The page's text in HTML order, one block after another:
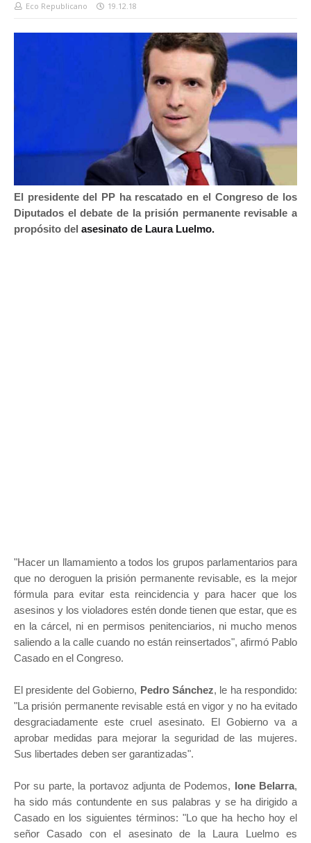
Eco Republicano 19.12.18
El presidente del PP ha rescatado en el Congreso de los
Diputados el debate de la prisión permanente revisable a
propósito del asesinato de Laura Luelmo.
"Hacer un llamamiento a todos los grupos parlamentarios para
que no deroguen la prisión permanente revisable, es la mejor
fórmula para evitar esta reincidencia y para hacer que los
asesinos y los violadores estén donde tienen que estar, que es
en la cárcel, ni en permisos penitenciarios, ni mucho menos
saliendo a la calle cuando no están reinsertados", afirmó Pablo
Casado en el Congreso.
El presidente del Gobierno, Pedro Sánchez, le ha respondido:
"La prisión permanente revisable está en vigor y no ha evitado
desgraciadamente este cruel asesinato. El Gobierno va a
aprobar medidas para mejorar la seguridad de las mujeres.
Sus libertades deben ser garantizadas".
Por su parte, la portavoz adjunta de Podemos, Ione Belarra,
ha sido más contundente en sus palabras y se ha dirigido a
Casado en los siguientes términos: "Lo que ha hecho hoy el
señor Casado con el asesinato de la Laura Luelmo es